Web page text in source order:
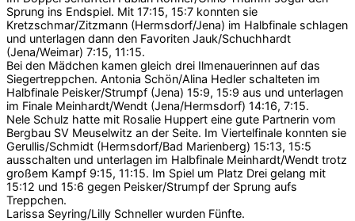
Sprung ins Endspiel. Mit 17:15, 15:7 konnten sie
Kretzschmar/Zitzmann (Hermsdorf/Jena) im Halbfinale schlagen
und unterlagen dann den Favoriten Jauk/Schuchhardt
(Jena/Weimar) 7:15, 11:15.
Bei den Mädchen kamen gleich drei Ilmenauerinnen auf das
Siegertreppchen. Antonia Schön/Alina Hedler schalteten im
Halbfinale Peisker/Strumpf (Jena) 15:9, 15:9 aus und unterlagen
im Finale Meinhardt/Wendt (Jena/Hermsdorf) 14:16, 7:15.
Nele Schulz hatte mit Rosalie Huppert eine gute Partnerin vom
Bergbau SV Meuselwitz an der Seite. Im Viertelfinale konnten sie
Gerullis/Schmidt (Hermsdorf/Bad Marienberg) 15:13, 15:5
ausschalten und unterlagen im Halbfinale Meinhardt/Wendt trotz
großem Kampf 9:15, 11:15. Im Spiel um Platz Drei gelang mit
15:12 und 15:6 gegen Peisker/Strumpf der Sprung aufs
Treppchen.
Larissa Seyring/Lilly Schneller wurden Fünfte.